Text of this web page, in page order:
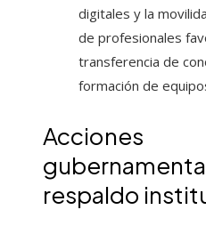
digitales y la
de profesionales
transferencia de
formación de
Acciones
respaldo